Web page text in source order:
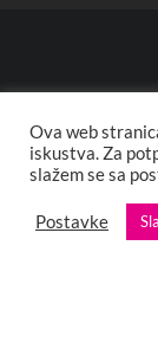
POLITIKA
Copyright © 2013 -
Ova web
iskustva. Za
slažem se sa
Postavke